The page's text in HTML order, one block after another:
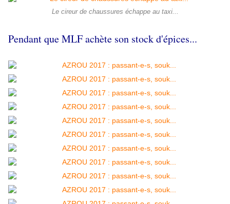
Le cireur de chaussures échappe au taxi...
Pendant que MLF achète son stock d'épices...